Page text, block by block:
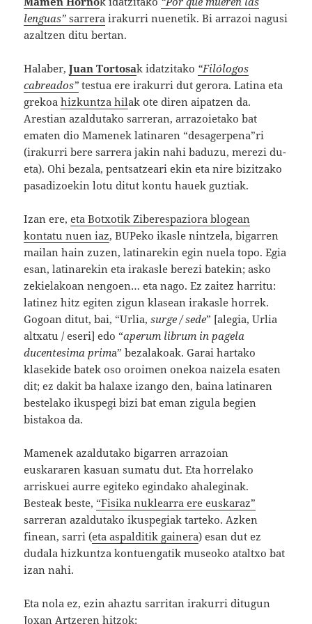
lenguas” sarrera irakurri nuenetik. Bi arrazoi nagusi
azaltzen ditu bertan.
Halaber,Juan Tortosak idatzitako “Filólogos
cabreados” testua ere irakurri dut gerora. Latina eta
grekoahizkuntza hilak ote diren aipatzen da.
Arestian azaldutako sarreran, arrazoietako bat
ematen dio Mamenek latinaren “desagerpena”ri
(irakurri bere sarrera jakin nahi baduzu, merezi du-
eta). Ohi bezala, pentsatzeari ekin eta nire bizitzako
pasadizoekin lotu ditut kontu hauek guztiak.
Izan ere,eta Botxotik Ziberespaziora blogean
kontatu nuen iaz, BUPeko ikasle nintzela, bigarren
mailan hain zuzen, latinarekin egin nuela topo. Egia
esan, latinarekin eta irakasle berezi batekin; asko
zekielakoan nengoen… eta nago. Ez zaitez harritu:
latinez hitz egiten zigun klasean irakasle horrek.
Gogoan ditut, bai, “Urlia,surge / sede” [alegia, Urlia
altxatu / eseri] edo “aperum librum in pagela
ducentesima prima” bezalakoak. Garai hartako
klasekide batek oso oroimen onekoa naizela esaten
dit; ez dakit ba halaxe izango den, baina latinaren
bestelako ikuspegi bizi bat eman zigula begien
bistakoa da.
Mamenek azaldutako bigarren arrazoian
euskararen kasuan sumatu dut. Eta horrelako
arriskuei aurre egiteko egindako ahaleginak.
Besteak beste, “Fisika nuklearra ere euskaraz”
sarreran azaldutako ikuspegiak tarteko. Azken
finean, sarri (eta aspalditik gainera) esan dut ez
dudala hizkuntza kontuengatik museoko ataltxo bat
izan nahi.
Eta nola ez, ezin ahaztu sarritan irakurri ditugun
Joxan Artzeren hitzok: